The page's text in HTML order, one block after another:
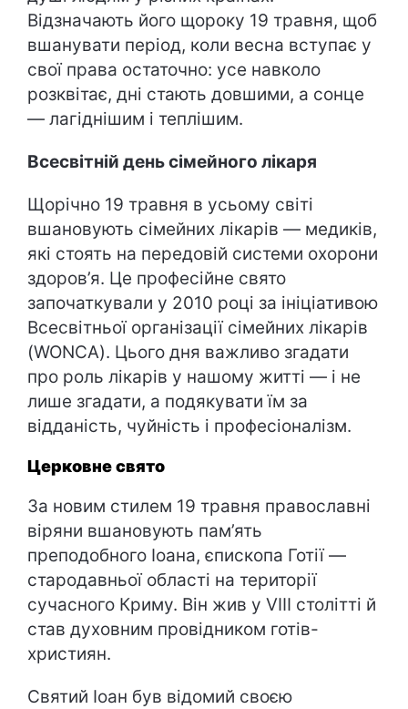
Відзначають його щороку 19 травня, щоб
вшанувати період, коли весна вступає у
свої права остаточно: усе навколо
розквітає, дні стають довшими, а сонце
— лагіднішим і теплішим.
Всесвітній день сімейного лікаря
Щорічно 19 травня в усьому світі
вшановують сімейних лікарів — медиків,
які стоять на передовій системи охорони
здоров’я. Це професійне свято
започаткували у 2010 році за ініціативою
Всесвітньої організації сімейних лікарів
(WONCA). Цього дня важливо згадати
про роль лікарів у нашому житті — і не
лише згадати, а подякувати їм за
відданість, чуйність і професіоналізм.
Церковне свято
За новим стилем 19 травня православні
віряни вшановують пам’ять
преподобного Іоана, єпископа Готії —
стародавньої області на території
сучасного Криму. Він жив у VIII столітті й
став духовним провідником готів-
християн.
Святий Іоан був відомий своєю